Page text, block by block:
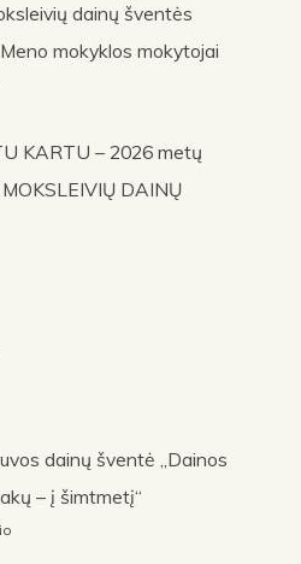
dainų šventės
mokyklos mokytojai
KARTU – 2026 metų
DAINŲ
dainų šventė „Dainos
– į šimtmetį“